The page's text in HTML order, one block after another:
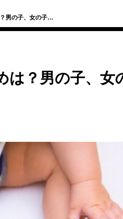
男の子、女の子…
は？男の子、女